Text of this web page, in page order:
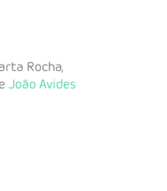
Rocha,
João Avides